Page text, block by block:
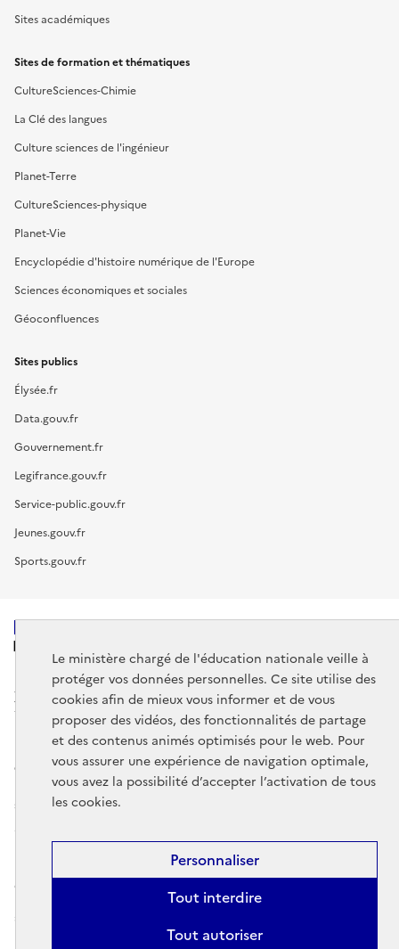
Le ministère chargé de l'éducation nationale veille à
protéger vos données personnelles. Ce site utilise des
cookies afin de mieux vous informer et de vous
proposer des vidéos, des fonctionnalités de partage
et des contenus animés optimisés pour le web. Pour
vous assurer une expérience de navigation optimale,
vous avez la possibilité d’accepter l’activation de tous
les cookies.
Tout autoriser
Tout interdire
Personnaliser
Sites académiques
Sites de formation et thématiques
CultureSciences-Chimie
La Clé des langues
Culture sciences de l'ingénieur
Planet-Terre
CultureSciences-physique
Planet-Vie
Encyclopédie d'histoire numérique de l'Europe
Sciences économiques et sociales
Géoconfluences
Sites publics
Élysée.fr
Data.gouv.fr
Gouvernement.fr
Legifrance.gouv.fr
Service-public.gouv.fr
Jeunes.gouv.fr
Sports.gouv.fr
MINISTÈRE
DE L'ÉDUCATION
NATIONALE
data.gouv.fr
legifrance.gouv.fr
service-public.gouv.fr
Données personnelles et cookies
cookies
site